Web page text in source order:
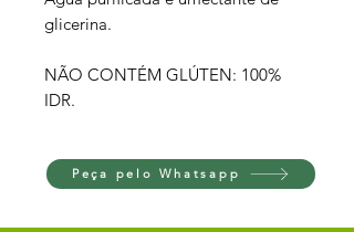
glicerina.
NÃO CONTÉM GLÚTEN: 100%
IDR.
Peça pelo Whatsapp